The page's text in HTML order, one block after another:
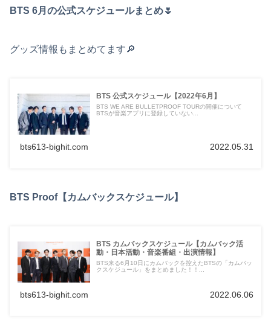
BTS 6月の公式スケジュールまとめ🌷
グッズ情報もまとめてます🔎
BTS 公式スケジュール【2022年6月】
BTS WE ARE BULLETPROOF TOURの開催について
BTSが音楽アプリに登録していない...
bts613-bighit.com 2022.05.31
BTS Proof【カムバックスケジュール】
BTS カムバックスケジュール【カムバック活
動・日本活動・音楽番組・出演情報】
BTS来る6月10日にカムバックを控えたBTSの「カムバッ
クスケジュール」をまとめました！！...
bts613-bighit.com 2022.06.06